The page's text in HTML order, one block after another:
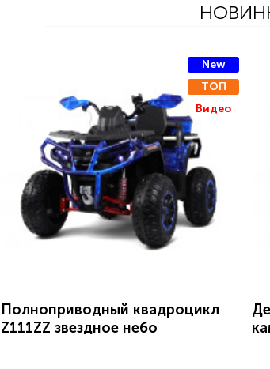
New
ТОП
Видео
Полноприводный квадроцикл
Z111ZZ звездное небо